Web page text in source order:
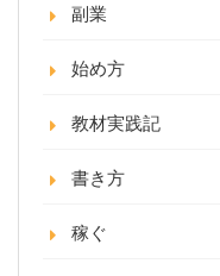
副業
始め方
教材実践記
書き方
稼ぐ